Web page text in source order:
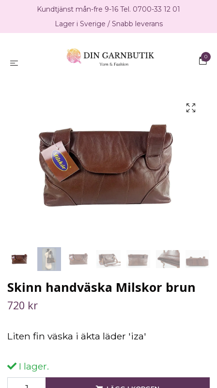
Kundtjänst mån-fre 9-16 Tel. 0700-33 12 01
Lager i Sverige / Snabb leverans
0
Skinn handväska Milskor brun
720 kr
Liten fin väska i äkta läder 'iza'
I lager.